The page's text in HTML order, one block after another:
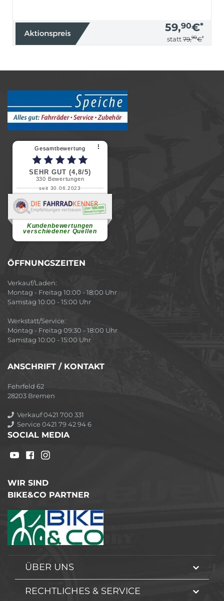
59,90€*
statt 79,90€*
Gesamtbewertung ⠇
SEHR GUT (4,8/5)
330 Bewertungen
seit 30.06.2023
Kundenbewertungen
verschiedener Quellen
Renate H.
Vielen Dank für ein herzliches
ÖFFNUNGSZEITEN
Verkauf/Laden:
Montag - Freitag 10:00 - 18:00 Uhr
Samstag 10:00 - 15:00 Uhr
Werkstatt/Service:
Montag - Freitag 09:30 - 18:00 Uhr
Samstag 10:00 - 15:00 Uhr
ANSCHRIFT / KONTAKT
Fehrfeld 62
28203 Bremen
Verkauf 0421 700 331
Service 0421 79 42 94 6
SOCIAL MEDIA
WIR SIND
BIKE&CO PARTNER
ÜBER UNS
RECHTLICHES & SERVICE